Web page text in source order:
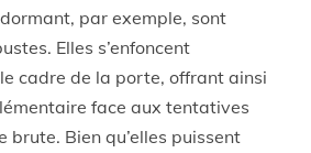
par exemple, sont
Elles s’enfoncent
cadre de la porte, offrant ainsi
face aux tentatives
brute. Bien qu’elles puissent